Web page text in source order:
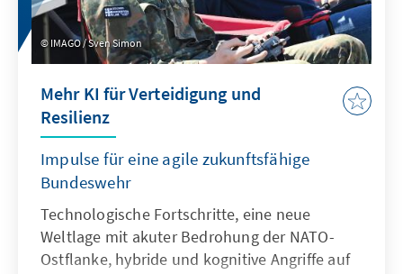
IMAGO / Sven Simon
Mehr KI für Verteidigung und
Resilienz
Impulse für eine agile zukunftsfähige
Bundeswehr
Technologische Fortschritte, eine neue
Weltlage mit akuter Bedrohung der NATO-
Ostflanke, hybride und kognitive Angriffe auf